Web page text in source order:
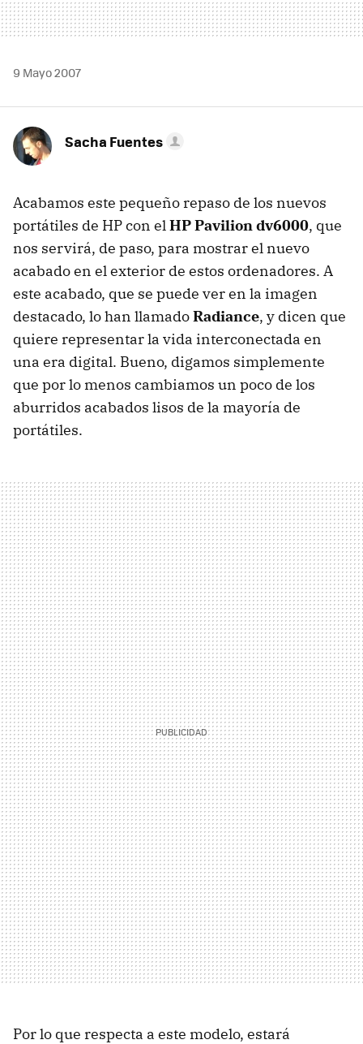
9 Mayo 2007
Sacha Fuentes
Acabamos este pequeño repaso de los nuevos
portátiles de HP con elHP Pavilion dv6000, que
nos servirá, de paso, para mostrar el nuevo
acabado en el exterior de estos ordenadores. A
este acabado, que se puede ver en la imagen
destacado, lo han llamadoRadiance, y dicen que
quiere representar la vida interconectada en
una era digital. Bueno, digamos simplemente
que por lo menos cambiamos un poco de los
aburridos acabados lisos de la mayoría de
portátiles.
Por lo que respecta a este modelo, estará